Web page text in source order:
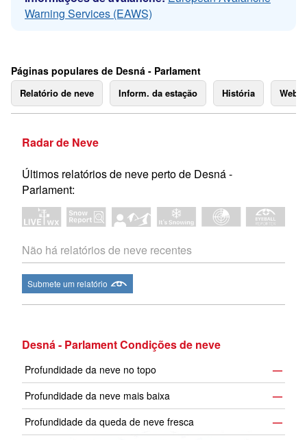
Warning Services (EAWS)
Páginas populares de Desná - Parlament
Relatório de neve Inform. da estação História
Radar de Neve
Últimos relatórios de neve perto de Desná -
Parlament:
Não há relatórios de neve recentes
Submete um relatório
Desná - Parlament Condições de neve
Profundidade da neve no topo
—
Profundidade da neve mais baixa
—
Profundidade da queda de neve fresca
—